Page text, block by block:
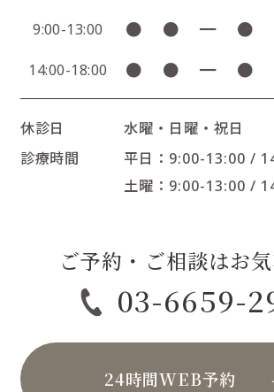
9:00-13:00 ● ● ━ ●
14:00-18:00 ● ● ━ ●
休診日
水曜・日曜・祝日
診療時間
平日：9:00-13:00 /
土曜：9:00-13:00 /
ご予約・ご相談はお気
03-6659-
24時間WEB予約